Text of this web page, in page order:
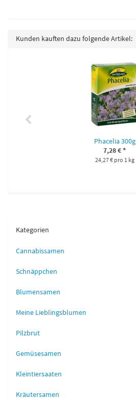
Kunden kauften dazu folgende Artikel:
Phacelia 300g
7,28 €*
24,27 € pro 1 kg
Kategorien
Cannabissamen
Schnäppchen
Blumensamen
Meine Lieblingsblumen
Pilzbrut
Gemüsesamen
Kleintiersaaten
Kräutersamen